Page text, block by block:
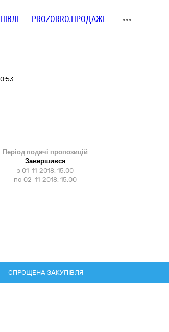
PROZORRO.ПРОДАЖІ
Період подачі пропозицій
Завершився
з 01-11-2018, 15:00
по 02-11-2018, 15:00
СПРОЩЕНА ЗАКУПІВЛЯ